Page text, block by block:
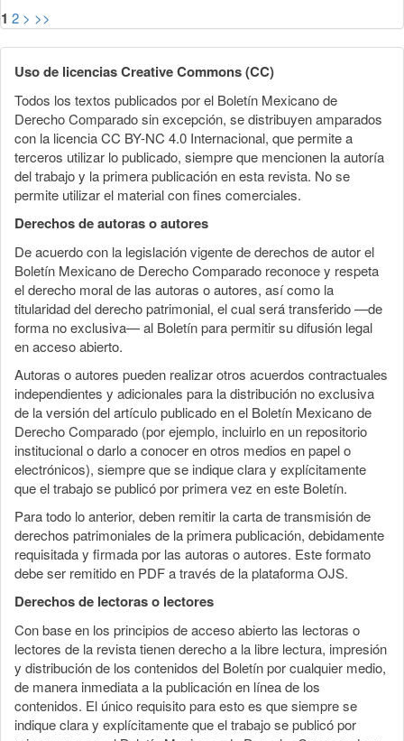
1 2 > >>
Uso de licencias Creative Commons (CC)
Todos los textos publicados por el Boletín Mexicano de
Derecho Comparado sin excepción, se distribuyen amparados
con la licencia CC BY-NC 4.0 Internacional, que permite a
terceros utilizar lo publicado, siempre que mencionen la autoría
del trabajo y la primera publicación en esta revista. No se
permite utilizar el material con fines comerciales.
Derechos de autoras o autores
De acuerdo con la legislación vigente de derechos de autor el
Boletín Mexicano de Derecho Comparado reconoce y respeta
el derecho moral de las autoras o autores, así como la
titularidad del derecho patrimonial, el cual será transferido —de
forma no exclusiva— al Boletín para permitir su difusión legal
en acceso abierto.
Autoras o autores pueden realizar otros acuerdos contractuales
independientes y adicionales para la distribución no exclusiva
de la versión del artículo publicado en el Boletín Mexicano de
Derecho Comparado (por ejemplo, incluirlo en un repositorio
institucional o darlo a conocer en otros medios en papel o
electrónicos), siempre que se indique clara y explícitamente
que el trabajo se publicó por primera vez en este Boletín.
Para todo lo anterior, deben remitir la carta de transmisión de
derechos patrimoniales de la primera publicación, debidamente
requisitada y firmada por las autoras o autores. Este formato
debe ser remitido en PDF a través de la plataforma OJS.
Derechos de lectoras o lectores
Con base en los principios de acceso abierto las lectoras o
lectores de la revista tienen derecho a la libre lectura, impresión
y distribución de los contenidos del Boletín por cualquier medio,
de manera inmediata a la publicación en línea de los
contenidos. El único requisito para esto es que siempre se
indique clara y explícitamente que el trabajo se publicó por